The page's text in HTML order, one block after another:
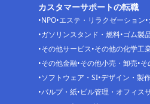
カスタマーサポートの転職
NPO エステ・リラクゼーション
ガソリンスタンド・燃料 ゴム製
その他サービス その他の化学工
その他金融 その他小売・卸売 そ
ソフトウェア・SI デザイン・製
パルプ・紙 ビル管理・オフィス